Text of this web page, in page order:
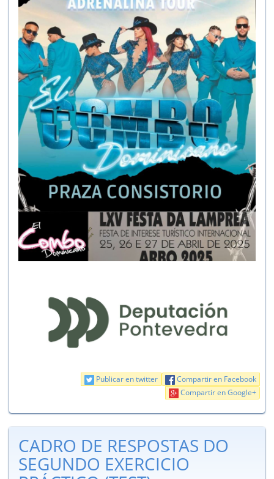
Compartir en Facebook
Publicar en twitter
Compartir en Google+
CADRO DE RESPOSTAS DO
SEGUNDO EXERCICIO